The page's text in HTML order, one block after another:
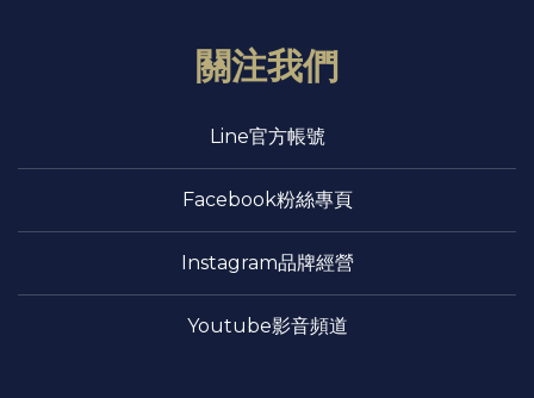
關注我們
Line官方帳號
Facebook粉絲專頁
Instagram品牌經營
Youtube影音頻道